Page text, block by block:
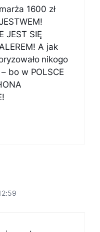
1600 zł
JEST SIĘ
A jak
nikogo
bo w POLSCE